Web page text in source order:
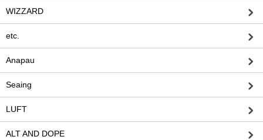
WIZZARD
etc.
Anapau
Seaing
LUFT
ALT AND DOPE